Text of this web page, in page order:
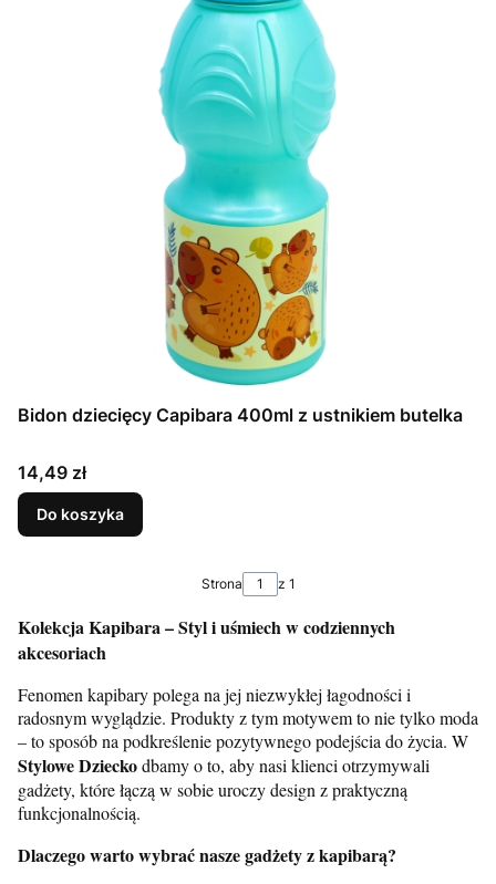
Bidon dziecięcy Capibara 400ml z ustnikiem butelka
Cena
14,49 zł
Do koszyka
Strona z 1
Kolekcja Kapibara – Styl i uśmiech w codziennych
akcesoriach
Fenomen kapibary polega na jej niezwykłej łagodności i
radosnym wyglądzie. Produkty z tym motywem to nie tylko moda
– to sposób na podkreślenie pozytywnego podejścia do życia. W
Stylowe Dzieckodbamy o to, aby nasi klienci otrzymywali
gadżety, które łączą w sobie uroczy design z praktyczną
funkcjonalnością.
Dlaczego warto wybrać nasze gadżety z kapibarą?